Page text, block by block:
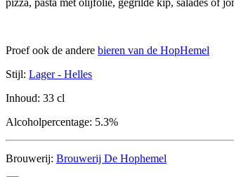
Proef ook de andere bieren van de HopHemel
Stijl: Lager - Helles
Inhoud: 33 cl
Alcoholpercentage: 5.3%
Brouwerij: Brouwerij De Hophemel